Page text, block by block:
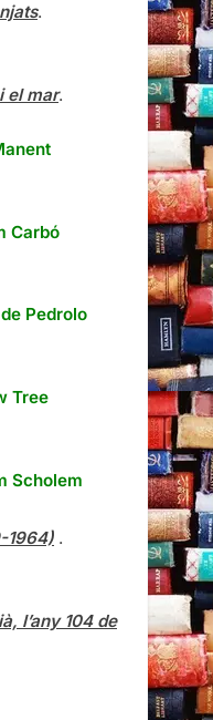
.
el mar.
Carbó
Pedrolo
Tree
Scholem
1964) .
l’any 104 de